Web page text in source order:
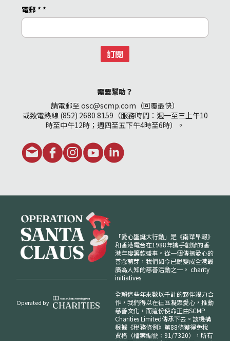
電郵 **
訂閱
需要幫助？
請電郵至 osc@scmp.com（回覆最快）
或致電熱線 (852) 2680 8159（服務時間：週一至三上午10
時至中午12時；週四至五下午4時至6時）。
Operated by
「愛心聖誕大行動」是《南華早報》
和香港電台在1988年攜手創辦的香
港年度籌款盛事。從一個傳揚愛心的
善念萌芽，我們如今已銳變成全港最
廣為人知的慈善活動之一。 charity
initiatives
全賴這些年來數以千計的夥伴竭力合
作，我們得以在社區凝聚愛心，推動
慈善文化，而這份使命正由SCMP
Charities Limited傳承下去。該機構
根據《稅務條例》第88條獲得免稅
資格（檔案編號：91/7320），所有